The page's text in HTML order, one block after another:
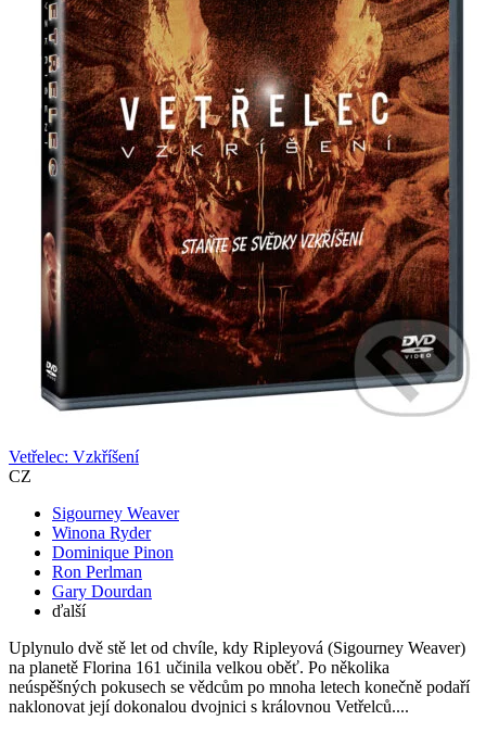
Vetřelec: Vzkříšení
CZ
Sigourney Weaver
Winona Ryder
Dominique Pinon
Ron Perlman
Gary Dourdan
ďalší
Uplynulo dvě stě let od chvíle, kdy Ripleyová (Sigourney Weaver)
na planetě Florina 161 učinila velkou oběť. Po několika
neúspěšných pokusech se vědcům po mnoha letech konečně podaří
naklonovat její dokonalou dvojnici s královnou Vetřelců....